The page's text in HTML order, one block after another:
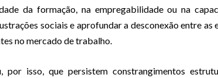
da formação, na empregabilidade ou na
sociais e aprofundar a desconexão entre as
no mercado de trabalho.
por isso, que persistem constrangimentos